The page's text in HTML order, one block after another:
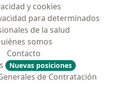
y cookies
para determinados
de la salud
somos
Contacto
Nuevas posiciones
de Contratación